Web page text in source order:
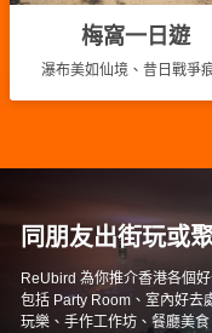
梅窩一日遊
瀑布美如仙境、昔日戰爭
同朋友出街玩或
ReUbird 為你推介香港各個
包括 Party Room、室內好去
玩樂、手作工作坊、餐廳美